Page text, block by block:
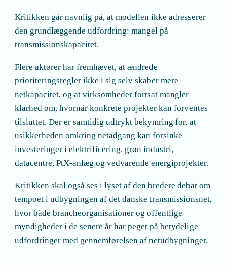
Kritikken går navnlig på, at modellen ikke adresserer
den grundlæggende udfordring: mangel på
transmissionskapacitet.
Flere aktører har fremhævet, at ændrede
prioriteringsregler ikke i sig selv skaber mere
netkapacitet, og at virksomheder fortsat mangler
klarhed om, hvornår konkrete projekter kan forventes
tilsluttet. Der er samtidig udtrykt bekymring for, at
usikkerheden omkring netadgang kan forsinke
investeringer i elektrificering, grøn industri,
datacentre, PtX-anlæg og vedvarende energiprojekter.
Kritikken skal også ses i lyset af den bredere debat om
tempoet i udbygningen af det danske transmissionsnet,
hvor både brancheorganisationer og offentlige
myndigheder i de senere år har peget på betydelige
udfordringer med gennemførelsen af netudbygninger.